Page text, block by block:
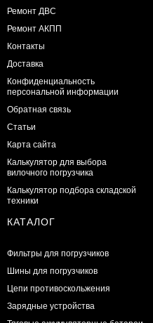
​Ремонт ДВС
Ремонт АКПП
Контакты
Доставка
Конфиденциальность
персональной информации
Обратная связь
Статьи
Карта сайта
Калькулятор для выбора
вилочного погрузчика
Калькулятор подбора складской
техники
КАТАЛОГ
Фильтры для погрузчиков
Шины для погрузчиков
Цепи противоскольжения
Зарядные устройства